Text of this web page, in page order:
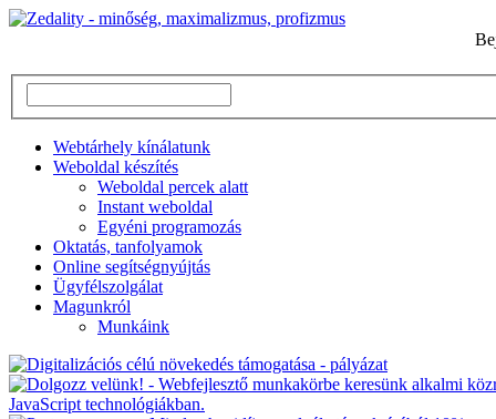
Webtárhely kínálatunk
Weboldal készítés
Weboldal percek alatt
Instant weboldal
Egyéni programozás
Oktatás, tanfolyamok
Online segítségnyújtás
Ügyfélszolgálat
Magunkról
Munkáink